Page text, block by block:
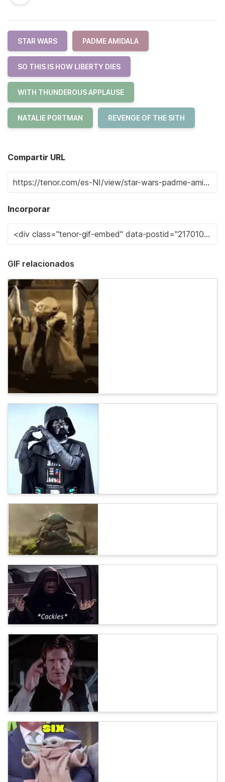
STAR WARS PADME AMIDALA
SO THIS IS HOW LIBERTY DIES
WITH THUNDEROUS APPLAUSE
NATALIE PORTMAN REVENGE OF THE SITH
Compartir URL
Incorporar
GIF relacionados